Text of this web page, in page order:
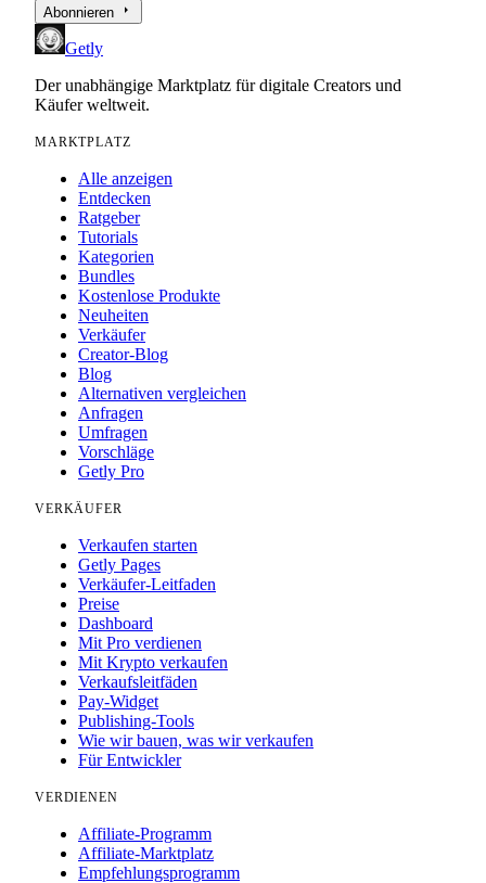
Abonnieren arrow_right
Getly
Der unabhängige Marktplatz für digitale Creators und
Käufer weltweit.
MARKTPLATZ
Alle anzeigen
Entdecken
Ratgeber
Tutorials
Kategorien
Bundles
Kostenlose Produkte
Neuheiten
Verkäufer
Creator-Blog
Blog
Alternativen vergleichen
Anfragen
Umfragen
Vorschläge
Getly Pro
VERKÄUFER
Verkaufen starten
Getly Pages
Verkäufer-Leitfaden
Preise
Dashboard
Mit Pro verdienen
Mit Krypto verkaufen
Verkaufsleitfäden
Pay-Widget
Publishing-Tools
Wie wir bauen, was wir verkaufen
Für Entwickler
VERDIENEN
Affiliate-Programm
Affiliate-Marktplatz
Empfehlungsprogramm